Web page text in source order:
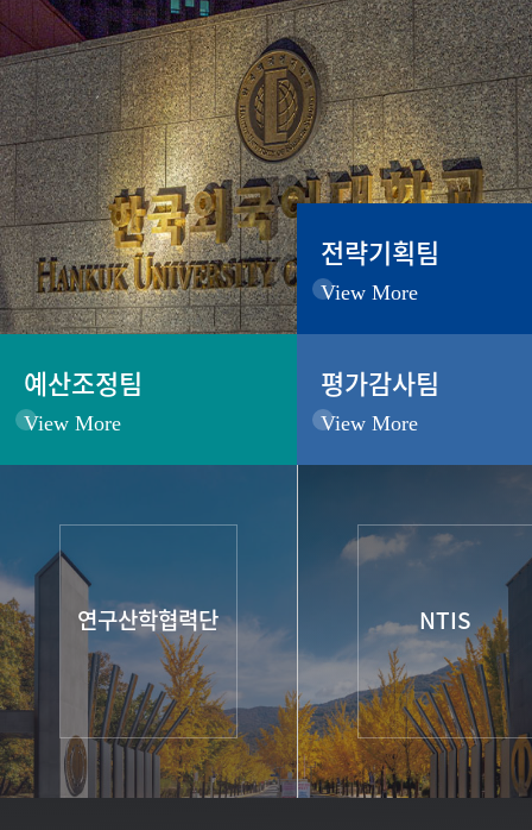
전략기획팀
View More
예산조정팀
View More
평가감사팀
View More
연구산학협력단 NTIS